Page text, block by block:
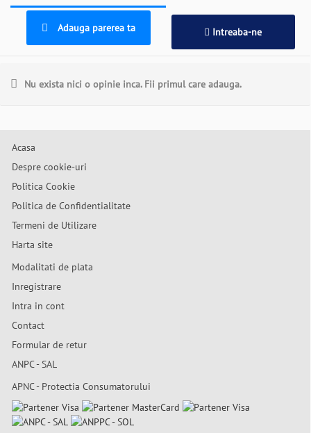
Adauga parerea ta Intreaba-ne
Nu exista nici o opinie inca. Fii primul care adauga.
Acasa
Despre cookie-uri
Politica Cookie
Politica de Confidentialitate
Termeni de Utilizare
Harta site
Modalitati de plata
Inregistrare
Intra in cont
Contact
Formular de retur
ANPC - SAL
APNC - Protectia Consumatorului